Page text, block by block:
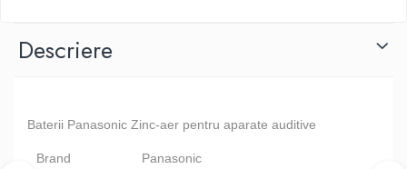
Descriere
Baterii Panasonic Zinc-aer pentru aparate auditive
Brand Panasonic